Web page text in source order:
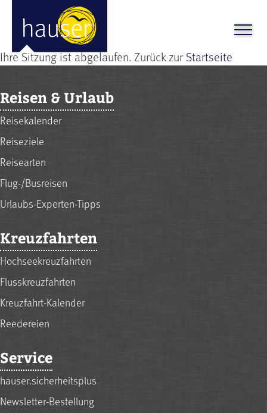
Ihre Sitzung ist abgelaufen. Zurück zur Startseite
Reisen & Urlaub
Reisekalender
Reiseziele
Reisearten
Flug-/Busreisen
Urlaubs-Experten-Tipps
Kreuzfahrten
Hochseekreuzfahrten
Flusskreuzfahrten
Kreuzfahrt-Kalender
Reedereien
Service
hauser.sicherheitsplus
Newsletter-Bestellung